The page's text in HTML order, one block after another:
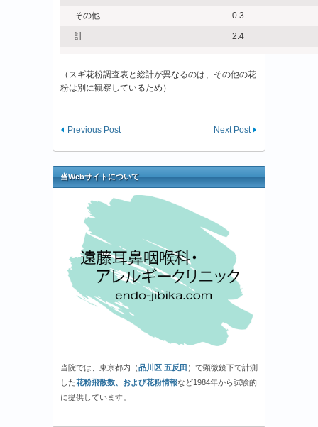
その他 0.3
計 2.4
（スギ花粉調査表と総計が異なるのは、その他の花
粉は別に観察しているため）
Next Post
Previous Post
当Webサイトについて
当院では、東京都内（品川区 五反田 ）で顕微鏡下で計測
した花粉飛散数、および花粉情報など1984年から試験的
に提供しています。